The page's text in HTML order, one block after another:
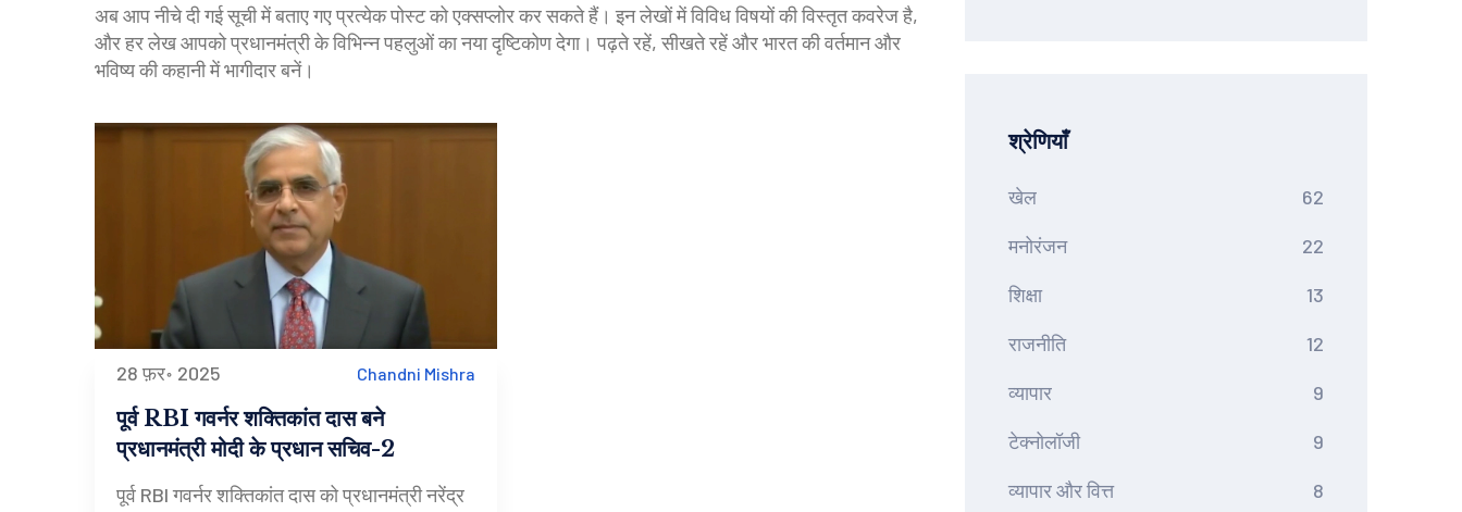
अब आप नीचे दी गई सूची में बताए गए प्रत्येक पोस्ट को एक्सप्लोर कर सकते हैं। इन लेखों में विविध विषयों की विस्तृत कवरेज है,
और हर लेख आपको प्रधानमंत्री के विभिन्न पहलुओं का नया दृष्टिकोण देगा। पढ़ते रहें, सीखते रहें और भारत की वर्तमान और
भविष्य की कहानी में भागीदार बनें।
28 फ़र॰ 2025 Chandni Mishra
पूर्व RBI गवर्नर शक्तिकांत दास बने
प्रधानमंत्री मोदी के प्रधान सचिव-2
पूर्व RBI गवर्नर शक्तिकांत दास को प्रधानमंत्री नरेंद्र
श्रेणियाँ
खेल 62
मनोरंजन 22
शिक्षा 13
राजनीति 12
व्यापार 9
टेक्नोलॉजी 9
व्यापार और वित्त 8